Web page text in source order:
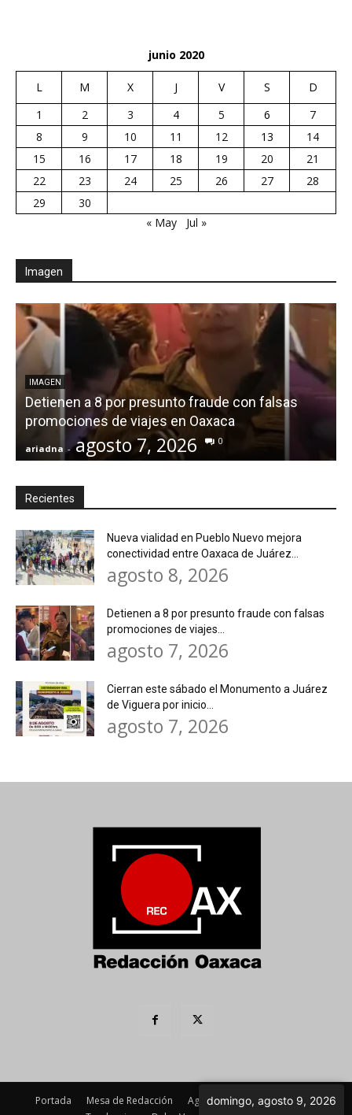
junio 2020
L M X J V S
D
1
2 3 4 5 6
7
8
9 10 11 12 13
14
15
16 17 18 19 20
21
22
23 24 25 26 27
28
29
30
« May
Jul »
Imagen
IMAGEN
Detienen a 8 por presunto fraude con falsas
promociones de viajes en Oaxaca
ariadna - agosto 7, 2026 0
Recientes
Nueva vialidad en Pueblo Nuevo mejora
conectividad entre Oaxaca de Juárez...
agosto 8, 2026
Detienen a 8 por presunto fraude con falsas
promociones de viajes...
agosto 7, 2026
Cierran este sábado el Monumento a Juárez
de Viguera por inicio...
agosto 7, 2026
Portada Mesa de Redacción Agenda Política
Imagen
domingo, agosto 9, 2026